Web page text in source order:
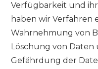
Verfügbarkeit und
haben wir Verfahren
Wahrnehmung von
Löschung von Daten
Gefährdung der